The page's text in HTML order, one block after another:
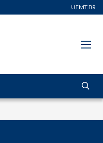
UFMT.BR